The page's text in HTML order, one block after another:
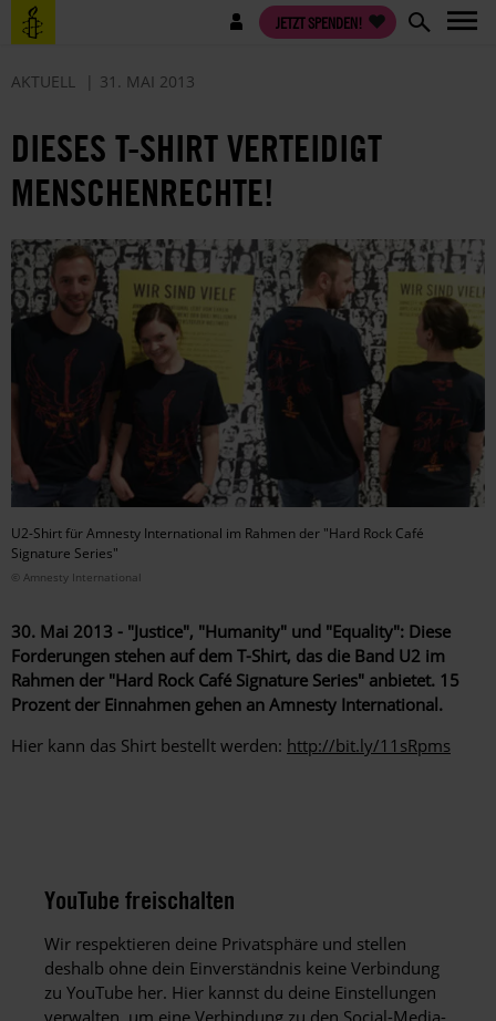
Direkt
zum
Benutzermenü JETZT SPENDEN!
AKTUELL 31. MAI 2013
DIESES T-SHIRT VERTEIDIGT
MENSCHENRECHTE!
U2-Shirt für Amnesty International im Rahmen der "Hard Rock Café
Signature Series"
© Amnesty International
30. Mai 2013 - "Justice", "Humanity" und "Equality": Diese
Forderungen stehen auf dem T-Shirt, das die Band U2 im
Rahmen der "Hard Rock Café Signature Series" anbietet. 15
Prozent der Einnahmen gehen an Amnesty International.
Hier kann das Shirt bestellt werden: http://bit.ly/11sRpms
YouTube freischalten
Wir respektieren deine Privatsphäre und stellen
deshalb ohne dein Einverständnis keine Verbindung
zu YouTube her. Hier kannst du deine Einstellungen
verwalten, um eine Verbindung zu den Social-Media-